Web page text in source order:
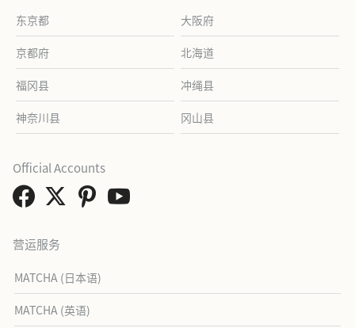
东京都 大阪府
京都府 北海道
福冈县 冲绳县
神奈川县 冈山县
营运服务
MATCHA (日本语)
MATCHA (英语)
Official Accounts